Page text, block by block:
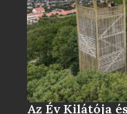
Az Év Kilátója